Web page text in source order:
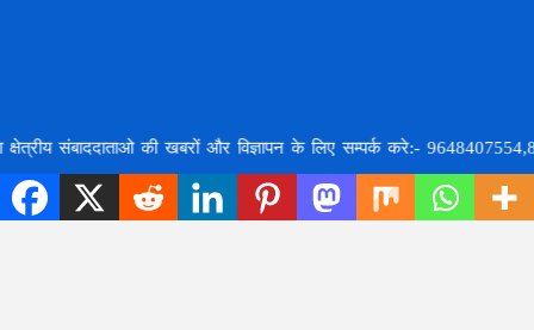
की खबरों और विज्ञापन के लिए सम्पर्क करे:-